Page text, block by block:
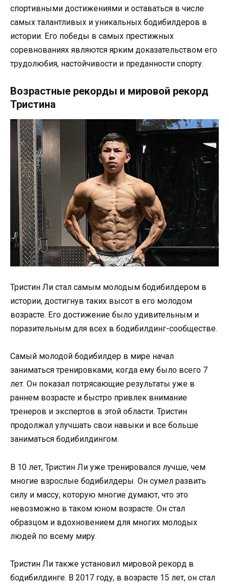
спортивными достижениями и оставаться в числе
самых талантливых и уникальных бодибилдеров в
истории. Его победы в самых престижных
соревнованиях являются ярким доказательством его
трудолюбия, настойчивости и преданности спорту.
Возрастные рекорды и мировой рекорд
Тристина
Тристин Ли стал самым молодым бодибилдером в
истории, достигнув таких высот в его молодом
возрасте. Его достижение было удивительным и
поразительным для всех в бодибилдинг-сообществе.
Самый молодой бодибилдер в мире начал
заниматься тренировками, когда ему было всего 7
лет. Он показал потрясающие результаты уже в
раннем возрасте и быстро привлек внимание
тренеров и экспертов в этой области. Тристин
продолжал улучшать свои навыки и все больше
заниматься бодибилдингом.
В 10 лет, Тристин Ли уже тренировался лучше, чем
многие взрослые бодибилдеры. Он сумел развить
силу и массу, которую многие думают, что это
невозможно в таком юном возрасте. Он стал
образцом и вдохновением для многих молодых
людей по всему миру.
Тристин Ли также установил мировой рекорд в
бодибилдинге. В 2017 году, в возрасте 15 лет, он стал